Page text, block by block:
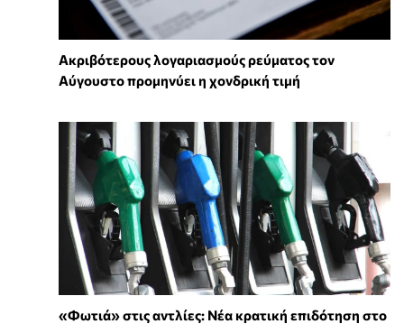
Ακριβότερους λογαριασμούς ρεύματος τον
Αύγουστο προμηνύει η χονδρική τιμή
«Φωτιά» στις αντλίες: Νέα κρατική επιδότηση στο